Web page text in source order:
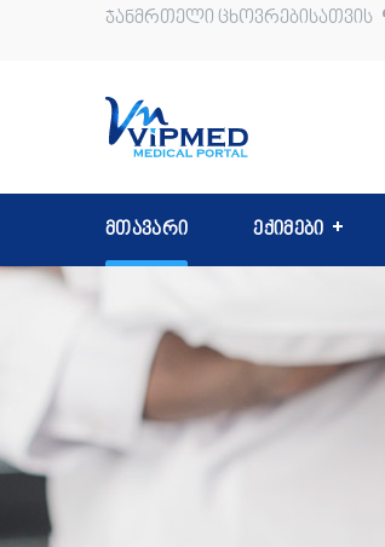
ჯანმრთელი ცხოვრებისათვის
მთავარი ექიმები